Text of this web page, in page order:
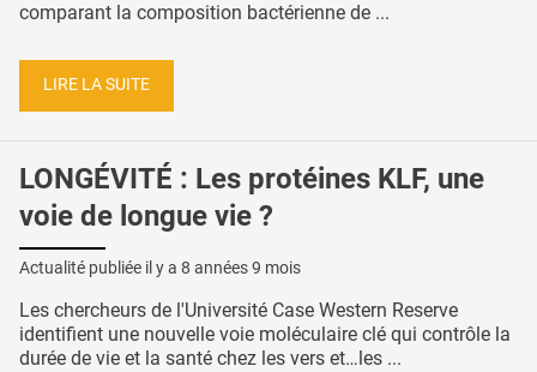
comparant la composition bactérienne de ...
LIRE LA SUITE
LONGÉVITÉ : Les protéines KLF, une
voie de longue vie ?
Actualité publiée il y a 8 années 9 mois
Les chercheurs de l'Université Case Western Reserve
identifient une nouvelle voie moléculaire clé qui contrôle la
durée de vie et la santé chez les vers et…les ...